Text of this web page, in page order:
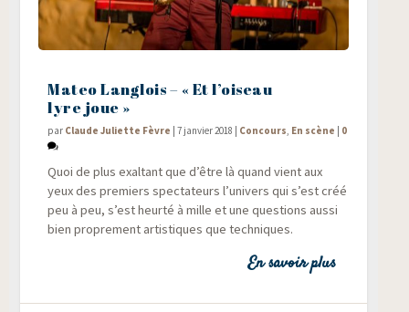
Mateo Langlois – « Et l’oiseau
lyre joue »
par Claude Juliette Fèvre |7 janvier 2018 | Concours En scène | 0
Quoi de plus exal­tant que d’être là quand vient aux
yeux des pre­miers spec­ta­teurs l’univers qui s’est créé
peu à peu, s’est heur­té à mille et une ques­tions aus­si
bien pro­pre­ment artis­tiques que techniques.
En savoir plus